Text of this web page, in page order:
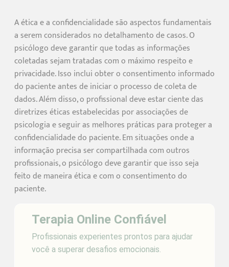
A ética e a confidencialidade são aspectos fundamentais
a serem considerados no detalhamento de casos. O
psicólogo deve garantir que todas as informações
coletadas sejam tratadas com o máximo respeito e
privacidade. Isso inclui obter o consentimento informado
do paciente antes de iniciar o processo de coleta de
dados. Além disso, o profissional deve estar ciente das
diretrizes éticas estabelecidas por associações de
psicologia e seguir as melhores práticas para proteger a
confidencialidade do paciente. Em situações onde a
informação precisa ser compartilhada com outros
profissionais, o psicólogo deve garantir que isso seja
feito de maneira ética e com o consentimento do
paciente.
Terapia Online Confiável
Profissionais experientes prontos para ajudar
você a superar desafios emocionais.